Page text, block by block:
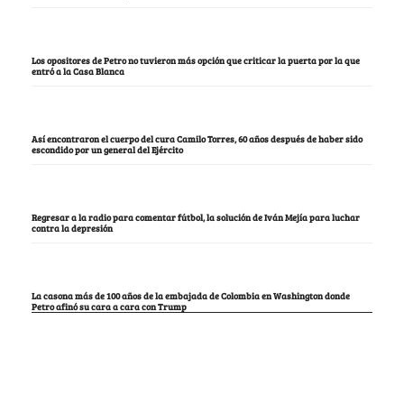
Los opositores de Petro no tuvieron más opción que criticar la puerta por la que
entró a la Casa Blanca
Así encontraron el cuerpo del cura Camilo Torres, 60 años después de haber sido
escondido por un general del Ejército
Regresar a la radio para comentar fútbol, la solución de Iván Mejía para luchar
contra la depresión
La casona más de 100 años de la embajada de Colombia en Washington donde
Petro afinó su cara a cara con Trump